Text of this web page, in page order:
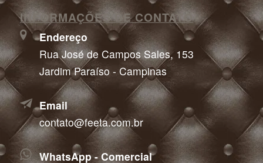
INFORMAÇÕES DE CONTATO
Endereço
Rua José de Campos Sales, 153
Jardim Paraíso - Campinas
Email
contato@feeta.com.br
WhatsApp - Comercial